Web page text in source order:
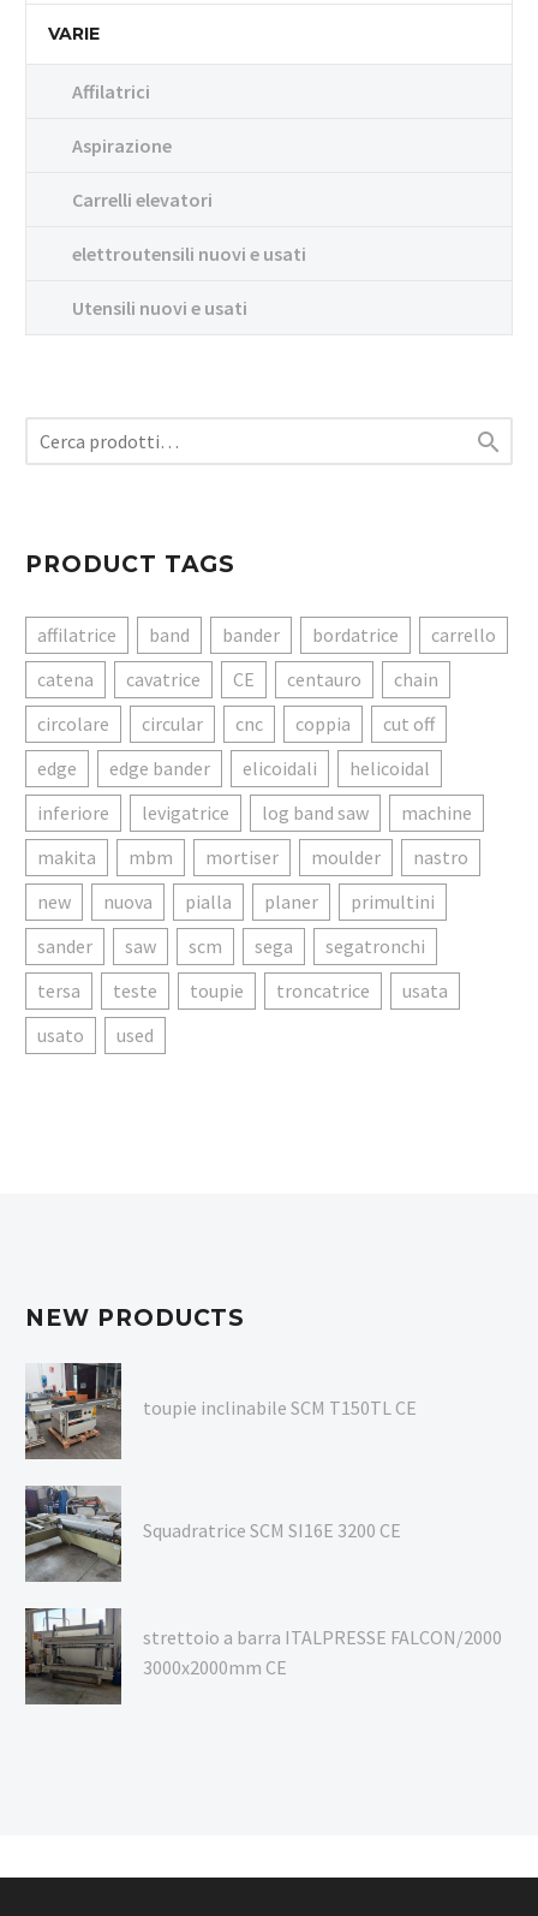
VARIE
Affilatrici
Aspirazione
Carrelli elevatori
elettroutensili nuovi e usati
Utensili nuovi e usati

PRODUCT TAGS
affilatrice band bander bordatrice
carrello
catena
cavatrice CE centauro
chain
circolare
circular cnc coppia
cut off
edge
edge bander elicoidali
helicoidal
inferiore
levigatrice log band saw
machine
makita
mbm mortiser moulder
nastro
new
nuova pialla planer
primultini
sander
saw scm sega
segatronchi
tersa
teste toupie troncatrice
usata
usato
used
NEW PRODUCTS
toupie inclinabile SCM T150TL CE
Squadratrice SCM SI16E 3200 CE
strettoio a barra ITALPRESSE FALCON/2000
3000x2000mm CE